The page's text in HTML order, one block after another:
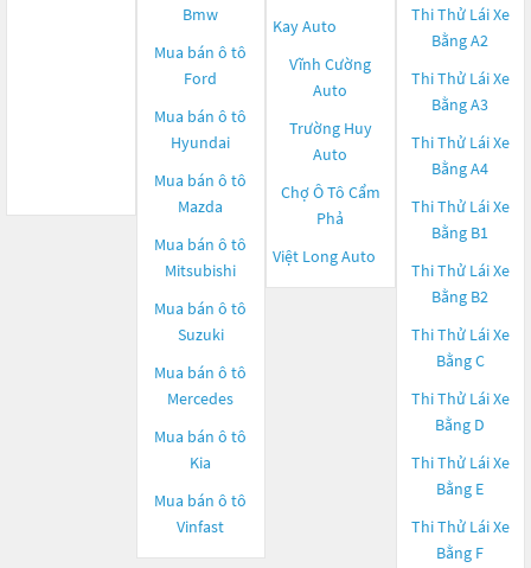
Bmw
Mua bán ô tô
Ford
Mua bán ô tô
Hyundai
Mua bán ô tô
Mazda
Mua bán ô tô
Mitsubishi
Mua bán ô tô
Suzuki
Mua bán ô tô
Mercedes
Mua bán ô tô
Kia
Mua bán ô tô
Vinfast
Kay Auto
Vĩnh Cường
Auto
Trường Huy
Auto
Chợ Ô Tô Cẩm
Phả
Việt Long Auto
Thi Thử Lái Xe
Bằng A2
Thi Thử Lái Xe
Bằng A3
Thi Thử Lái Xe
Bằng A4
Thi Thử Lái Xe
Bằng B1
Thi Thử Lái Xe
Bằng B2
Thi Thử Lái Xe
Bằng C
Thi Thử Lái Xe
Bằng D
Thi Thử Lái Xe
Bằng E
Thi Thử Lái Xe
Bằng F